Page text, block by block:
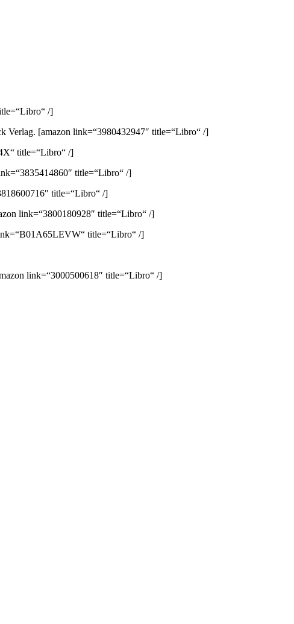
/]
Verlag. [amazon link=“3980432947″ title=“Libro“ /]
title=“Libro“ /]
title=“Libro“ /]
title=“Libro“ /]
link=“3800180928″ title=“Libro“ /]
title=“Libro“ /]
link=“3000500618″ title=“Libro“ /]